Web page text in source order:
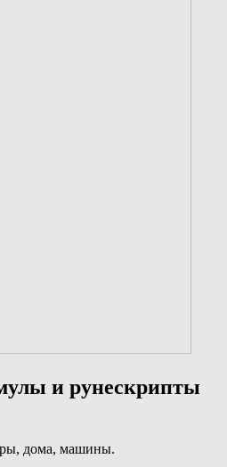
и рунескрипты
дома, машины.